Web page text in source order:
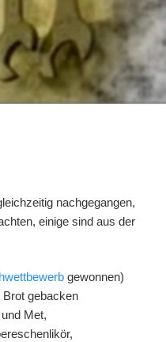
nachgegangen,
einige sind aus der
gewonnen)
Brot gebacken
Met,